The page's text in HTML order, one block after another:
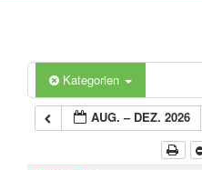
Kategorien
AUG. – DEZ. 2026